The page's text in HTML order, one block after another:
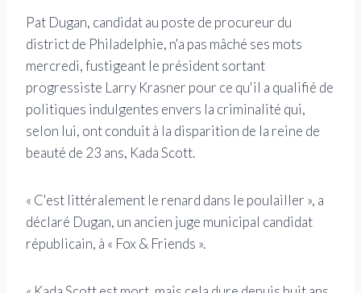
Pat Dugan, candidat au poste de procureur du
district de Philadelphie, n'a pas mâché ses mots
mercredi, fustigeant le président sortant
progressiste Larry Krasner pour ce qu'il a qualifié de
politiques indulgentes envers la criminalité qui,
selon lui, ont conduit à la disparition de la reine de
beauté de 23 ans, Kada Scott.
« C'est littéralement le renard dans le poulailler », a
déclaré Dugan, un ancien juge municipal candidat
républicain, à « Fox & Friends ».